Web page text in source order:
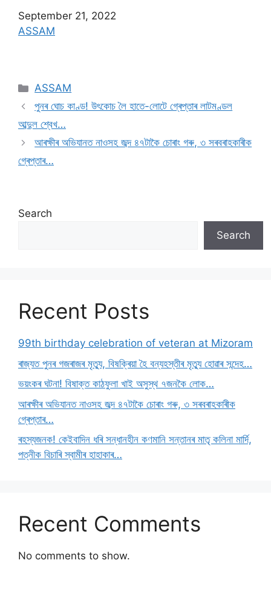
Date
September 21, 2022
In relation to
ASSAM
ASSAM
পুনৰ ঘোচ কাণ্ড! উৎকোচ লৈ হাতে-লোটে গ্ৰেপ্তাৰ লাটমণ্ডল
আব্দুল শ্বেখ…
আৰক্ষীৰ অভিযানত নাওসহ জব্দ ৪৭টাকৈ চোৰাং গৰু, ৩ সৰবৰাহকাৰীক
গ্ৰেপ্তাৰ…
Search
Search
Recent Posts
99th birthday celebration of veteran at Mizoram
ৰাজ্যত পুনৰ গজৰাজৰ মৃত্যু, বিষক্ৰিয়া হৈ বন্যহস্তীৰ মৃত্যু হোৱাৰ সন্দেহ…
ভয়ংকৰ ঘটনা! বিষাক্ত কাঠফুলা খাই অসুস্থ ৭জনকৈ লোক…
আৰক্ষীৰ অভিযানত নাওসহ জব্দ ৪৭টাকৈ চোৰাং গৰু, ৩ সৰবৰাহকাৰীক
গ্ৰেপ্তাৰ…
ৰহস্যজনক! কেইবাদিন ধৰি সন্ধানহীন কণমানি সন্তানৰ মাতৃ কলিনা মাৰ্দি,
পত্নীক বিচাৰি স্বামীৰ হাহাকাৰ…
Recent Comments
No comments to show.